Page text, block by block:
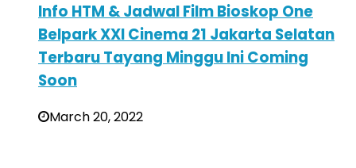
Info HTM & Jadwal Film Bioskop One
Belpark XXI Cinema 21 Jakarta Selatan
Terbaru Tayang Minggu Ini Coming
Soon
March 20, 2022